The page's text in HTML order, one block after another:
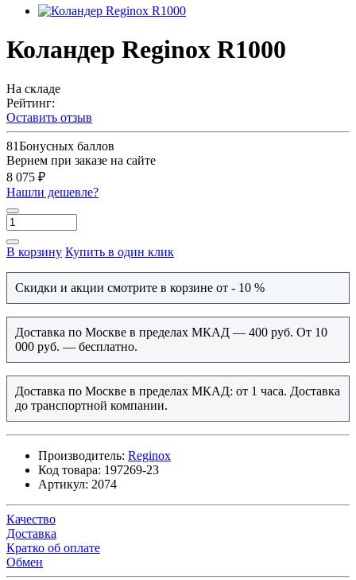
Коландер Reginox R1000
На складе
Рейтинг:
Оставить отзыв
81Бонусных баллов
Вернем при заказе на сайте
8 075 ₽
Нашли дешевле?
В корзину Купить в один клик
Скидки и акции смотрите в корзине от - 10 %
Доставка по Москве в пределах МКАД — 400 руб. От 10
000 руб. — бесплатно.
Доставка по Москве в пределах МКАД: от 1 часа. Доставка
до транспортной компании.
Производитель: Reginox
Код товара: 197269-23
Артикул: 2074
Качество
Доставка
Кратко об оплате
Обмен